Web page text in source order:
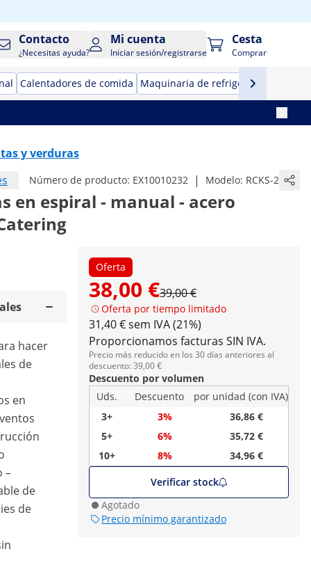
Contacto
¿Necesitas ayuda?
Mi cuenta
Iniciar sesión/registrarse
Cesta
Comprar
Calentadores de comida Maquinaria de refrigeración para
y verduras
Número de producto: EX10010232 | Modelo: RCKS-2
en espiral - manual - acero
Oferta
38,00 €39,00 €
Oferta por tiempo limitado
31,40 € sem IVA (21%)
Proporcionamos facturas SIN IVA.
Precio más reducido en los 30 días anteriores al
descuento: 39,00 €
Descuento por volumen
Uds.
Descuento
por unidad (con IVA)
3+
3%
36,86 €
5+
6%
35,72 €
10+
8%
34,96 €
Verificar stock
Agotado
Precio mínimo garantizado
hacer
de
en
–
de
de